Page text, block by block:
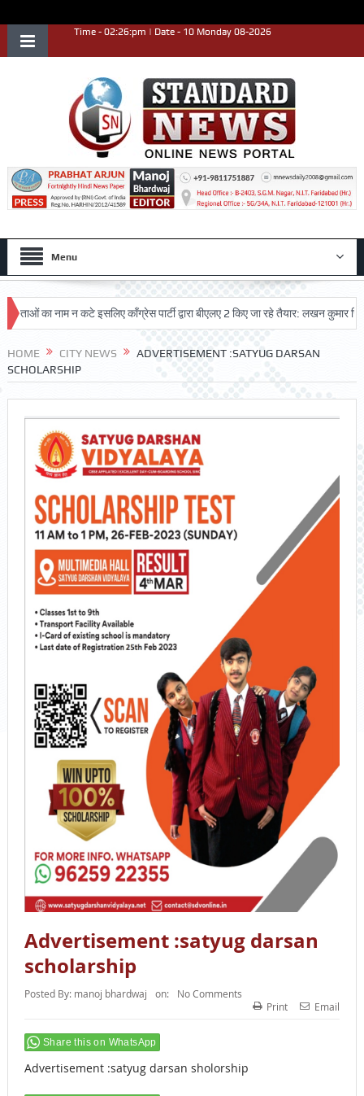
Time - 02:26:pm | Date - 10 Monday 08-2026
Menu
का नाम न कटे इसलिए काँग्रेस पार्टी द्वारा बीएलए 2 किए जा रहे तैयार: लखन कुमार सिंगला
HOME CITY NEWS
ADVERTISEMENT :SATYUG DARSAN
SCHOLARSHIP
Advertisement :satyug darsan
scholarship
Posted By: manoj bhardwaj on:
No Comments
Print
Email
Share this on WhatsApp
Advertisement :satyug darsan sholorship